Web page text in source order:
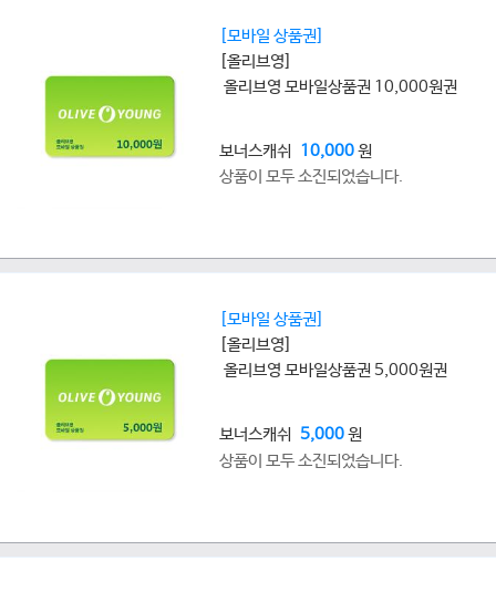
[모바일 상품권]
[올리브영]
올리브영 모바일상품권 10,000원권
보너스캐쉬 10,000원
상품이 모두 소진되었습니다.
[모바일 상품권]
[올리브영]
올리브영 모바일상품권 5,000원권
보너스캐쉬 5,000원
상품이 모두 소진되었습니다.